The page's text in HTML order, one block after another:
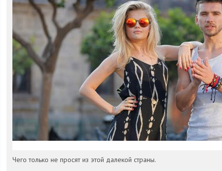
Чего только не просят из этой далекой страны.